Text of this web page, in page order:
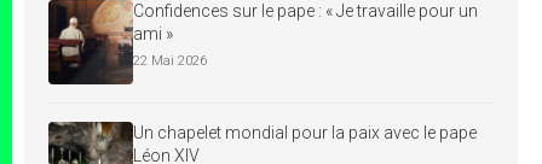
Confidences sur le pape : « Je travaille pour un
ami »
22 Mai 2026
Un chapelet mondial pour la paix avec le pape
Léon XIV